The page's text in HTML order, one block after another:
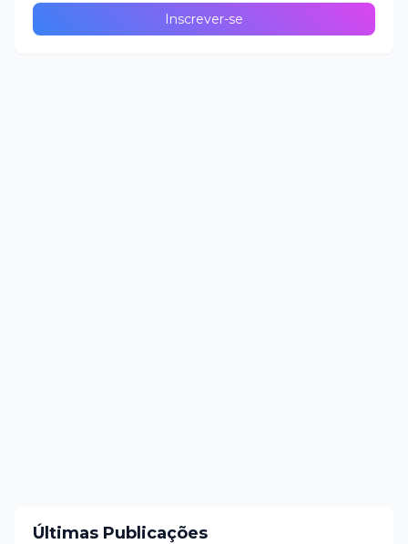
Últimas Publicações